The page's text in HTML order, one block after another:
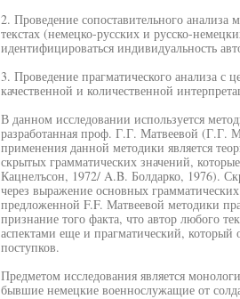
2. Проведение сопоставительного
текстах (немецко-русских и русско-
идентифицироваться индивидуальность
3. Проведение прагматического анализа с
качественной и количественной
В данном исследовании используется
разработанная проф. Г.Г. Матвеевой (Г.Г.
применения данной методики является
скрытых грамматических значений,
Кацнелъсон, 1972/ A.B. Болдарко, 1976).
через выражение основных
предложенной F.F. Матвеевой методики
признание того факта, что автор любого
аспектами еще и прагматический, который
поступков.
Предметом исследования является
бывшие немецкие военнослужащие от